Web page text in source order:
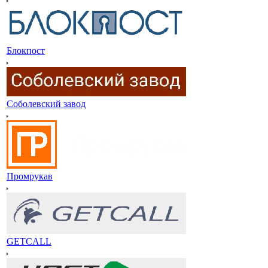
Блокпост
Соболевский завод
Промрукав
GETCALL